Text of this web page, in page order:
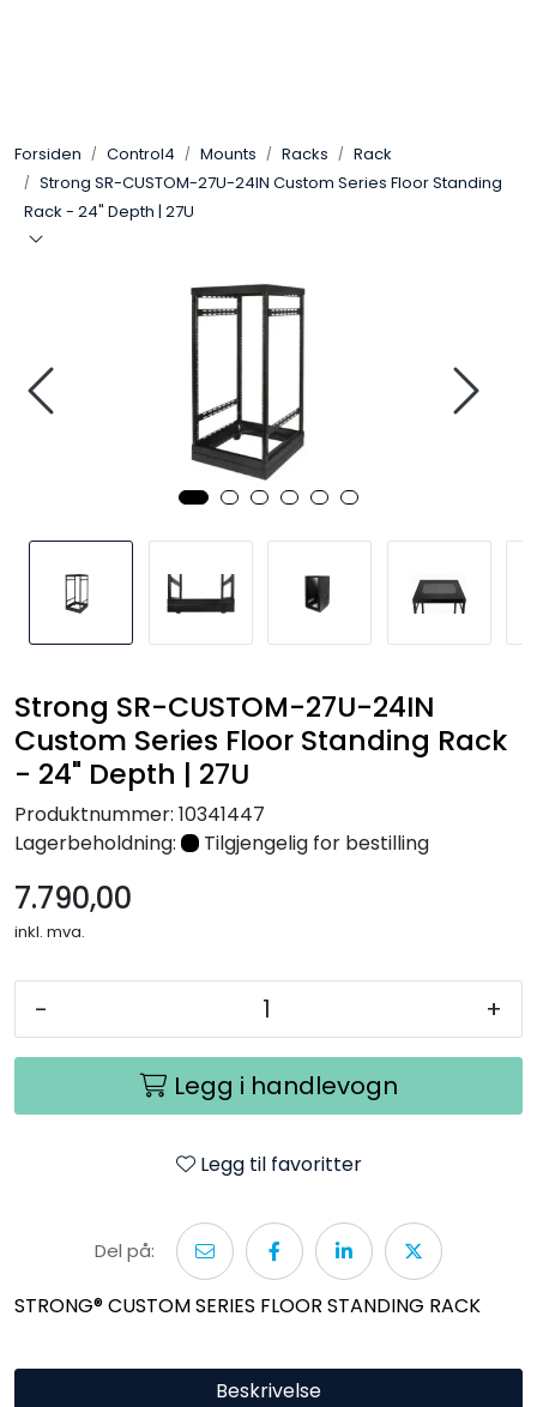
Forsiden Control4 Mounts Racks
Rack
Strong SR-CUSTOM-27U-24IN Custom Series Floor Standing
Rack - 24" Depth | 27U
Strong SR-CUSTOM-27U-24IN
Custom Series Floor Standing Rack
- 24" Depth | 27U
Produktnummer: 10341447
Lagerbeholdning:
Tilgjengelig for bestilling
7.790,00
inkl. mva.
- +
Legg i handlevogn
Legg til favoritter
Del på:
STRONG® CUSTOM SERIES FLOOR STANDING RACK
Beskrivelse
SONOS
Smarthus
Stereo
Merker